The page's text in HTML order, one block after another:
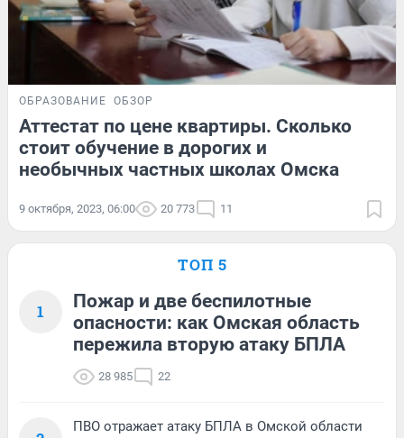
ОБРАЗОВАНИЕ ОБЗОР
Аттестат по цене квартиры. Сколько
стоит обучение в дорогих и
необычных частных школах Омска
9 октября, 2023, 06:00 20 773 11
ТОП 5
1
Пожар и две беспилотные
опасности: как Омская область
пережила вторую атаку БПЛА
28 985 22
ПВО отражает атаку БПЛА в Омской области